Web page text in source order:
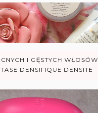
I GĘSTYCH WŁOSÓW
DENSIFIQUE DENSITE